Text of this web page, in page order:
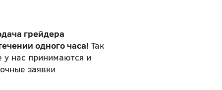
грейдера
одного часа! Так
у нас принимаются и
заявки